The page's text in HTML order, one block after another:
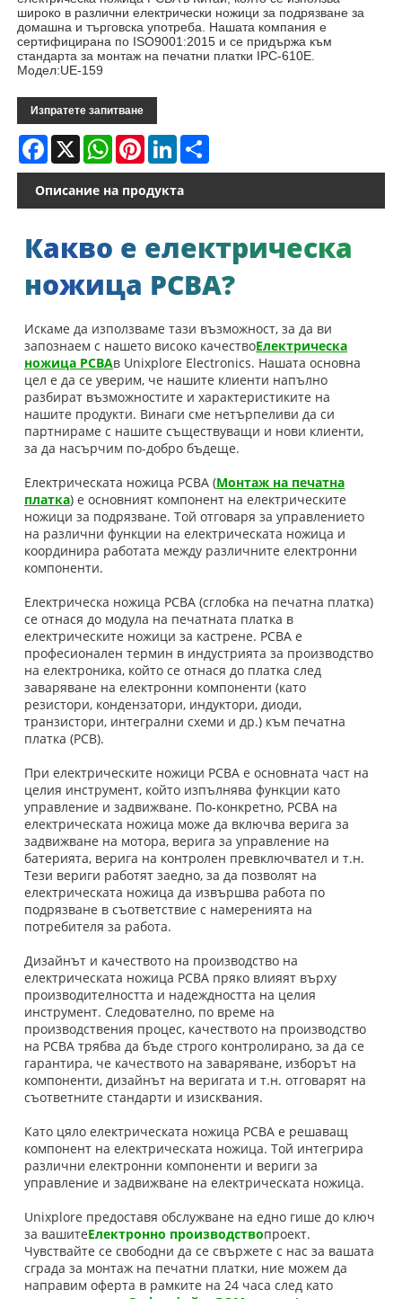
широко в различни електрически ножици за подрязване за
домашна и търговска употреба. Нашата компания е
сертифицирана по ISO9001:2015 и се придържа към
стандарта за монтаж на печатни платки IPC-610E.
Модел:UE-159
Изпратете запитване
Facebook
X WhatsAppPinterestLinkedInShare
Описание на продукта
Какво е електрическа
ножица PCBA?
Искаме да използваме тази възможност, за да ви
запознаем с нашето високо качествоЕлектрическа
ножица PCBAв Unixplore Electronics. Нашата основна
цел е да се уверим, че нашите клиенти напълно
разбират възможностите и характеристиките на
нашите продукти. Винаги сме нетърпеливи да си
партнираме с нашите съществуващи и нови клиенти,
за да насърчим по-добро бъдеще.
Електрическата ножица PCBA (Монтаж на печатна
платка) е основният компонент на електрическите
ножици за подрязване. Той отговаря за управлението
на различни функции на електрическата ножица и
координира работата между различните електронни
компоненти.
Електрическа ножица PCBA (сглобка на печатна платка)
се отнася до модула на печатната платка в
електрическите ножици за кастрене. PCBA е
професионален термин в индустрията за производство
на електроника, който се отнася до платка след
заваряване на електронни компоненти (като
резистори, кондензатори, индуктори, диоди,
транзистори, интегрални схеми и др.) към печатна
платка (PCB).
При електрическите ножици PCBA е основната част на
целия инструмент, който изпълнява функции като
управление и задвижване. По-конкретно, PCBA на
електрическата ножица може да включва верига за
задвижване на мотора, верига за управление на
батерията, верига на контролен превключвател и т.н.
Тези вериги работят заедно, за да позволят на
електрическата ножица да извършва работа по
подрязване в съответствие с намеренията на
потребителя за работа.
Дизайнът и качеството на производство на
електрическата ножица PCBA пряко влияят върху
производителността и надеждността на целия
инструмент. Следователно, по време на
производствения процес, качеството на производство
на PCBA трябва да бъде строго контролирано, за да се
гарантира, че качеството на заваряване, изборът на
компоненти, дизайнът на веригата и т.н. отговарят на
съответните стандарти и изисквания.
Като цяло електрическата ножица PCBA е решаващ
компонент на електрическата ножица. Той интегрира
различни електронни компоненти и вериги за
управление и задвижване на електрическата ножица.
Unixplore предоставя обслужване на едно гише до ключ
за вашитеЕлектронно производствопроект.
Чувствайте се свободни да се свържете с нас за вашата
сграда за монтаж на печатни платки, ние можем да
направим оферта в рамките на 24 часа след като